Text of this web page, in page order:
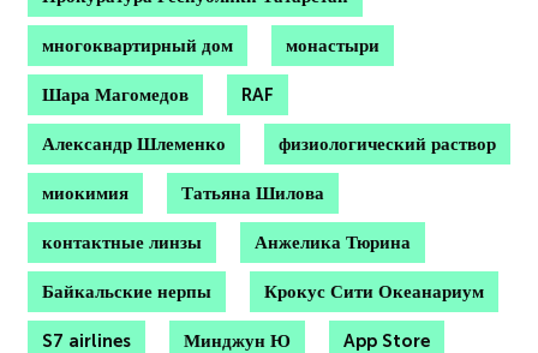
многоквартирный дом монастыри
Шара Магомедов RAF
Александр Шлеменко физиологический раствор
миокимия Татьяна Шилова
контактные линзы Анжелика Тюрина
Байкальские нерпы Крокус Сити Океанариум
S7 airlines Минджун Ю App Store